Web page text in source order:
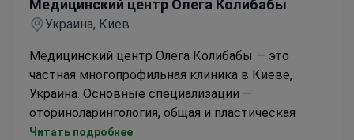
Медицинский центр Олега Колибабы
Украина, Киев
Медицинский центр Олега Колибабы — это
частная многопрофильная клиника в Киеве,
Украина. Основные специализации —
оториноларингология, общая и пластическая
хирургия, эстетическая медицина и
Читать подробнее